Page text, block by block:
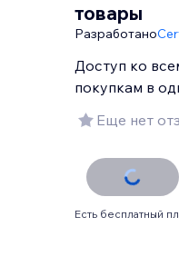
товары
Разработано
Доступ ко
покупкам в
Еще нет
Есть бесплатный